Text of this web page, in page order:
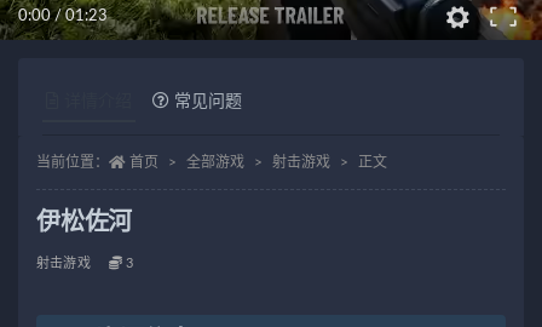
0:00/01:23
常见问题
当前位置： 首页 全部游戏 射击游戏 正文
伊松佐河
射击游戏 3